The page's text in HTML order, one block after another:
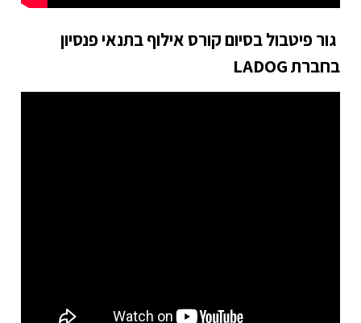
גור פיטבול בסיום קורס אילוף בתנאי פנסיון
בחברת LADOG